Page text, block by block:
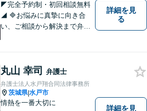
◤完全予約制・初回相談無料
◢ 🔷お悩みに真摯に向き合
い、ご相談から解決まで弁護
安心の第一歩を踏み出しまし
ょう。お気軽にお問い合わせ
ください。
詳細を見
る
丸山 幸司 弁護士
弁護士法人水戸翔合同法律事務所
茨城県|水戸市
情熱を一番大切に
詳細を見